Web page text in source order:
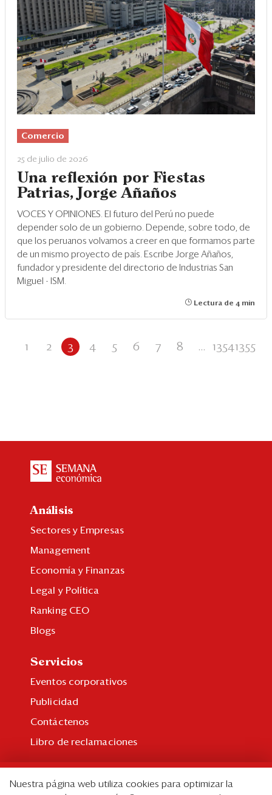
Comercio
25 de julio de 2026
Una reflexión por Fiestas
Patrias, Jorge Añaños
VOCES Y OPINIONES. El futuro del Perú no puede
depender solo de un gobierno. Depende, sobre todo, de
que los peruanos volvamos a creer en que formamos parte
de un mismo proyecto de país. Escribe Jorge Añaños,
fundador y presidente del directorio de Industrias San
Miguel - ISM.
Lectura de 4 min
1 2 3 4 5 6 7 8 ... 13541355
Análisis
Sectores y Empresas
Management
Economía y Finanzas
Legal y Política
Ranking CEO
Blogs
Servicios
Eventos corporativos
Publicidad
Contáctenos
Libro de reclamaciones
Suscripción individual
Nuestra página web utiliza cookies para optimizar la